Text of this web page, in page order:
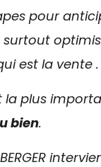
pour
est la vente .
la plus
bien.